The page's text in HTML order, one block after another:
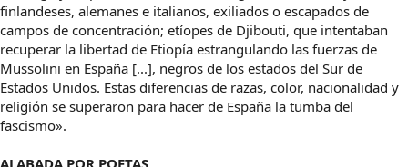
finlandeses, alemanes e italianos, exiliados o escapados de
campos de concentración; etíopes de Djibouti, que intentaban
recuperar la libertad de Etiopía estrangulando las fuerzas de
Mussolini en España [...], negros de los estados del Sur de
Estados Unidos. Estas diferencias de razas, color, nacionalidad y
religión se superaron para hacer de España la tumba del
fascismo».
ALABADA POR POETAS